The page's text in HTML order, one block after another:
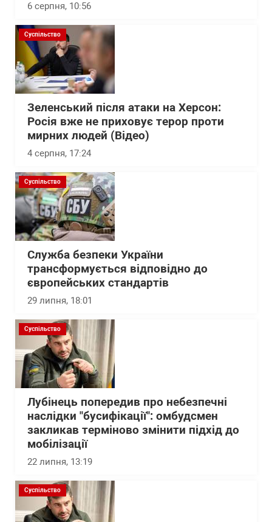
6 серпня, 10:56
Суспільство
Зеленський після атаки на Херсон:
Росія вже не приховує терор проти
мирних людей (Відео)
4 серпня, 17:24
Суспільство
Служба безпеки України
трансформується відповідно до
європейських стандартів
29 липня, 18:01
Суспільство
Лубінець попередив про небезпечні
наслідки "бусифікації": омбудсмен
закликав терміново змінити підхід до
мобілізації
22 липня, 13:19
Суспільство